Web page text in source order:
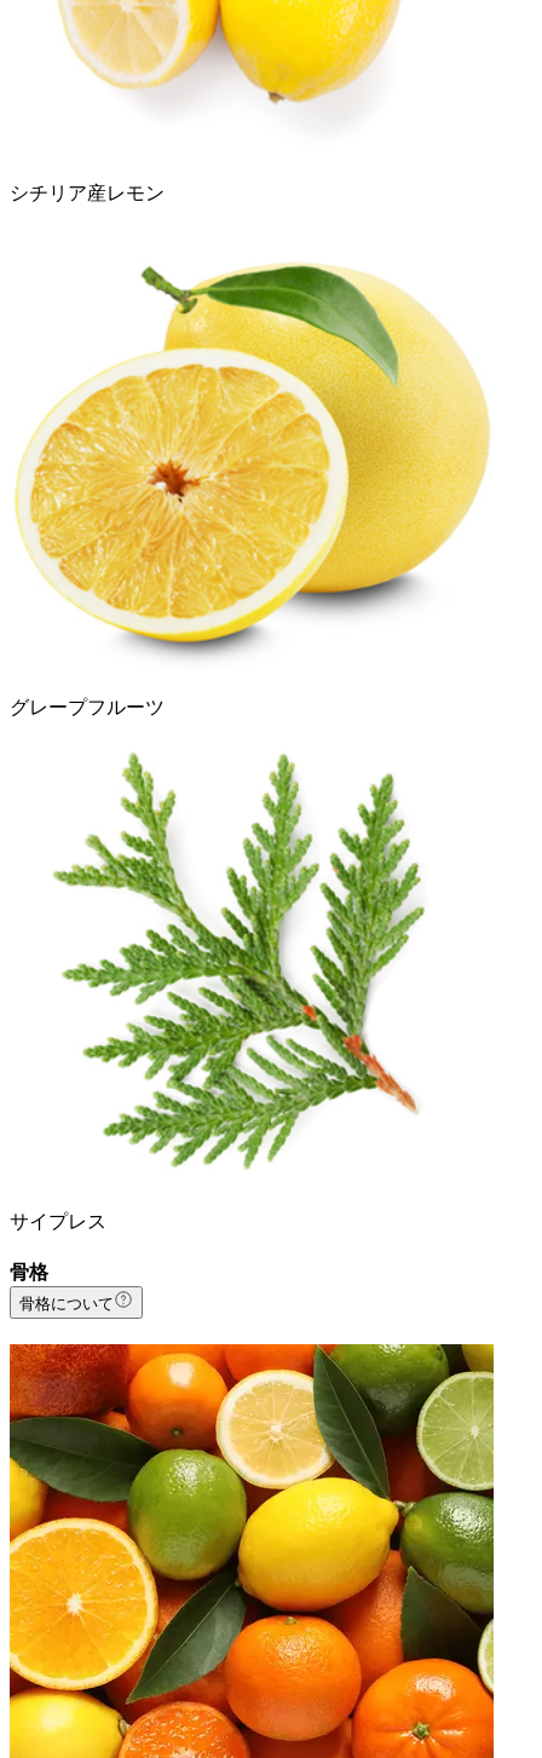
シチリア産レモン
グレープフルーツ
サイプレス
骨格
骨格について